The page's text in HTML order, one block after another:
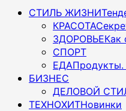
Основное
СТИЛЬ ЖИЗНИ
КРАСОТА
ЗДОРОВЬЕКак
СПОРТ
ЕДАПродукты.
БИЗНЕС
ДЕЛОВОЙ
ТЕХНОХИТНовинки